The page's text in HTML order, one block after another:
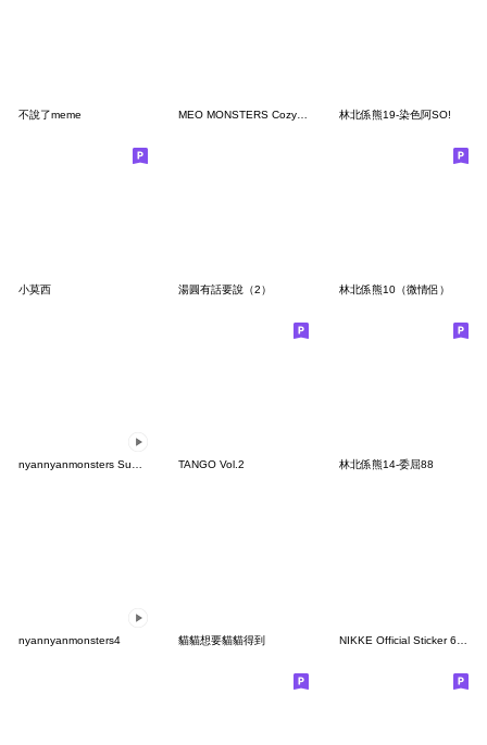
不說了meme 林北係熊19-染色阿SO!
小莫西 湯圓有話要說（2） 林北係熊10（微情侶）
nyannyanmonsters Summer ver. TANGO Vol.2 林北係熊14-委屈88
nyannyanmonsters4 貓貓想要貓貓得到